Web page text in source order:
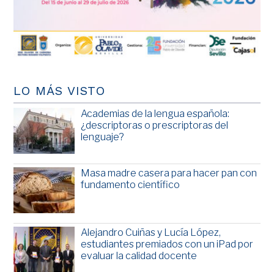
LO MÁS VISTO
Academias de la lengua española:
¿descriptoras o prescriptoras del
lenguaje?
Masa madre casera para hacer pan con
fundamento científico
Alejandro Cuiñas y Lucía López,
estudiantes premiados con un iPad por
evaluar la calidad docente